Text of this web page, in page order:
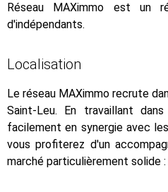
Réseau MAXimmo est un
d'indépendants.
Localisation
Le réseau MAXimmo recrute
Saint-Leu. En travaillant
facilement en synergie avec
vous profiterez d'un
marché particulièrement solide